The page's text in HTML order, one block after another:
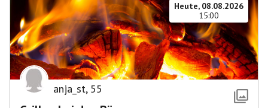
Heute, 08.08.2026
15:00
anja_st, 55